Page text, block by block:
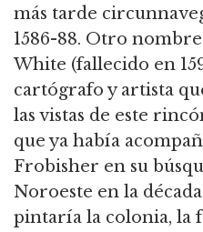
más tarde
1586-88. Otro
White (fallecido en
cartógrafo y artista
las vistas de este
que ya había
Frobisher en su
Noroeste en la
pintaría la colonia, la